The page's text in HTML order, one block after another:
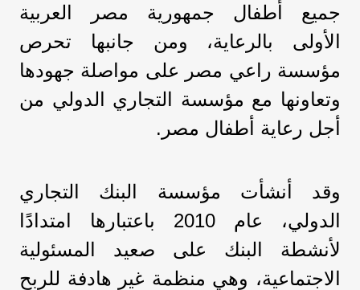
جميع أطفال جمهورية مصر العربية
الأولى بالرعاية، ومن جانبها تحرص
مؤسسة راعي مصر على مواصلة جهودها
وتعاونها مع مؤسسة التجاري الدولي من
أجل رعاية أطفال مصر.
وقد أنشأت مؤسسة البنك التجاري
الدولي، عام 2010 باعتبارها امتدادًا
لأنشطة البنك على صعيد المسئولية
الاجتماعية، وهي منظمة غير هادفة للربح